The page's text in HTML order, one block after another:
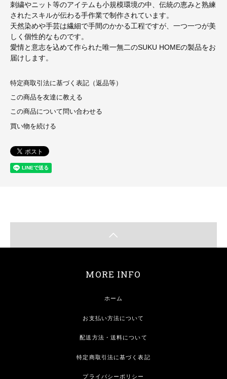
刺繍やニット等のアイテムも小規模環境の中、伝統の恵みと熟練
されたスキルが伝わる手作業で制作されています。
天然染めや手芸は繊細で手間のかかる工程ですが、一つ一つが美
しく個性的なものです。
愛情と意志を込めて作られた唯一無二のSUKU HOMEの製品をお
届けします。
特定商取引法に基づく表記（返品等）
この商品を友達に教える
この商品について問い合わせる
買い物を続ける
MORE INFO
ホーム
お支払い方法について
配送方法・送料について
特定商取引法に基づく表記
プライバシーポリシー